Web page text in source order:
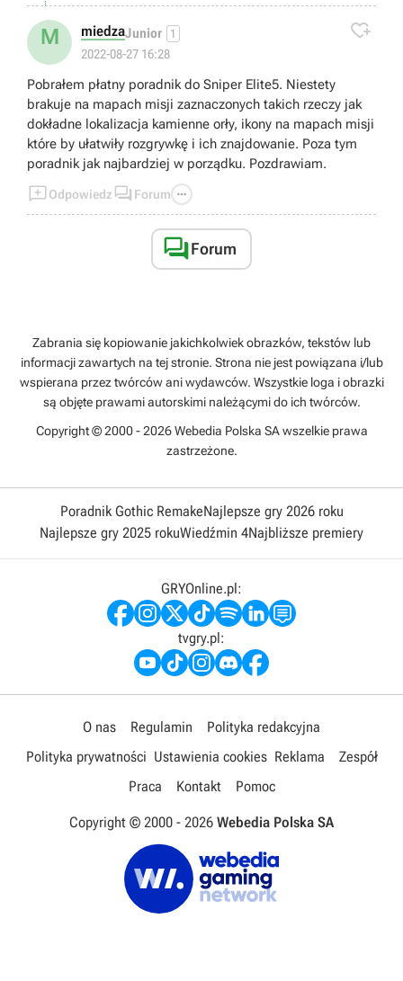
M miedzaJunior 1
2022-08-27 16:28

Pobrałem płatny poradnik do Sniper Elite5. Niestety
brakuje na mapach misji zaznaczonych takich rzeczy jak
dokładne lokalizacja kamienne orły, ikony na mapach misji
które by ułatwiły rozgrywkę i ich znajdowanie. Poza tym
poradnik jak najbardziej w porządku. Pozdrawiam.
Odpowiedz  Forum 
Forum
Zabrania się kopiowanie jakichkolwiek obrazków, tekstów lub
informacji zawartych na tej stronie. Strona nie jest powiązana i/lub
wspierana przez twórców ani wydawców. Wszystkie loga i obrazki
są objęte prawami autorskimi należącymi do ich twórców.
Copyright © 2000 - 2026 Webedia Polska SA wszelkie prawa
zastrzeżone.
Poradnik Gothic RemakeNajlepsze gry 2026 roku
Najlepsze gry 2025 rokuWiedźmin 4Najbliższe premiery
GRYOnline.pl:
tvgry.pl:
O nas Regulamin
Polityka redakcyjna
Polityka prywatności Ustawienia cookies Reklama
Zespół
Praca
Kontakt Pomoc
Copyright © 2000 - 2026 Webedia Polska SA